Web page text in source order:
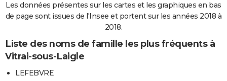
Les données présentes sur les cartes et les graphiques en bas
de page sont issues de l'Insee et portent sur les années 2018 à
2018.
Liste des noms de famille les plus fréquents à
Vitrai-sous-Laigle
LEFEBVRE